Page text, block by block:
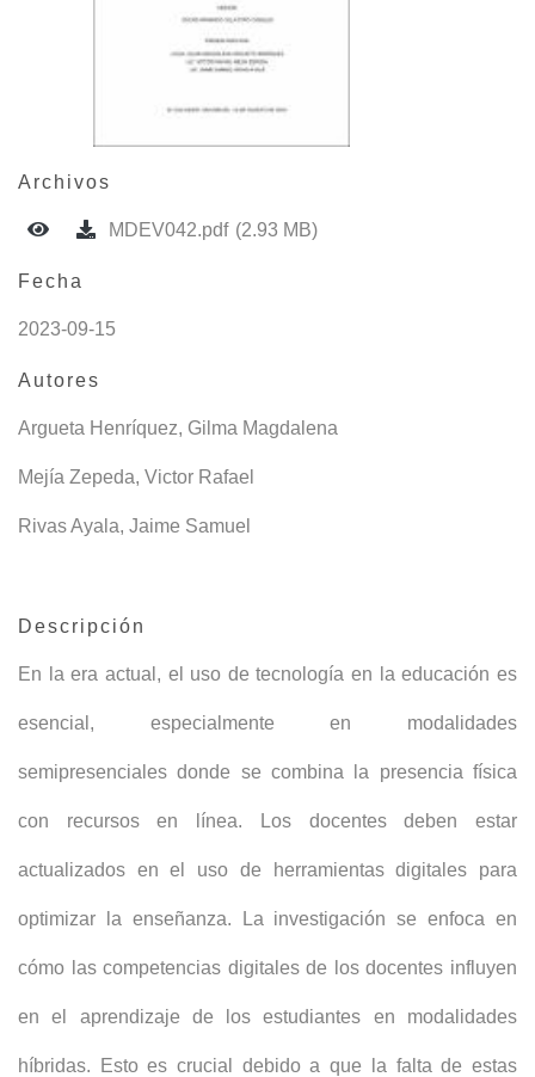
Archivos
MDEV042.pdf (2.93 MB)
Fecha
2023-09-15
Autores
Argueta Henríquez, Gilma Magdalena
Mejía Zepeda, Victor Rafael
Rivas Ayala, Jaime Samuel
Descripción
En la era actual, el uso de tecnología en la educación es
esencial, especialmente en modalidades
semipresenciales donde se combina la presencia física
con recursos en línea. Los docentes deben estar
actualizados en el uso de herramientas digitales para
optimizar la enseñanza. La investigación se enfoca en
cómo las competencias digitales de los docentes influyen
en el aprendizaje de los estudiantes en modalidades
híbridas. Esto es crucial debido a que la falta de estas